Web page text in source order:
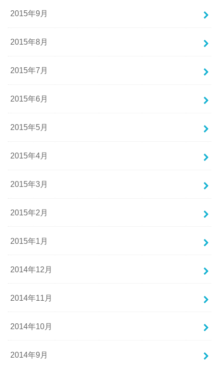
2015年9月
2015年8月
2015年7月
2015年6月
2015年5月
2015年4月
2015年3月
2015年2月
2015年1月
2014年12月
2014年11月
2014年10月
2014年9月